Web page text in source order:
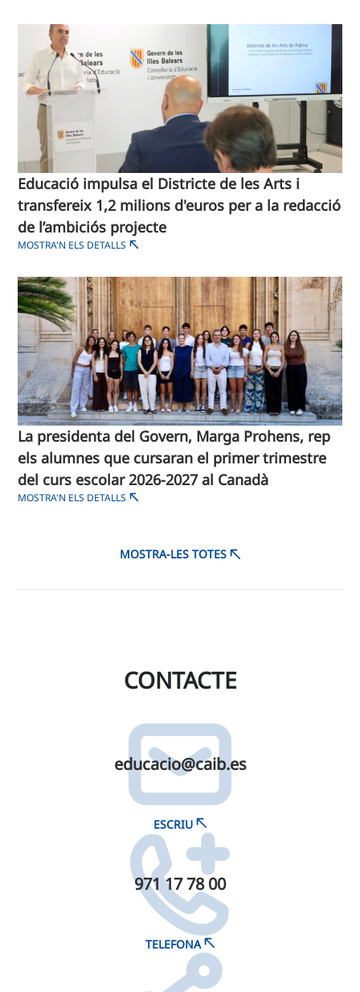
Educació impulsa el Districte de les Arts i
transfereix 1,2 milions d'euros per a la redacció
de l’ambiciós projecte
MOSTRA'N ELS DETALLS
La presidenta del Govern, Marga Prohens, rep
els alumnes que cursaran el primer trimestre
del curs escolar 2026-2027 al Canadà
MOSTRA'N ELS DETALLS
MOSTRA-LES TOTES
CONTACTE
educacio@​caib.​es
ESCRIU
971 17 78 00
TELEFONA